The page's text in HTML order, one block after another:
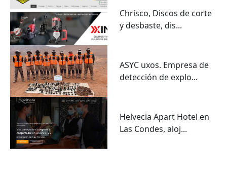
Chrisco, Discos de corte
y desbaste, dis...
ASYC uxos. Empresa de
detección de explo...
Helvecia Apart Hotel en
Las Condes, aloj...